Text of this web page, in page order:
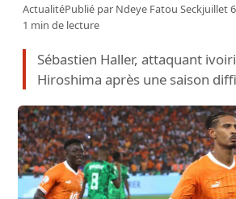
ActualitéPublié par Ndeye Fatou Seckjuillet
1 min de lecture
Sébastien Haller, attaquant
Hiroshima après une saison